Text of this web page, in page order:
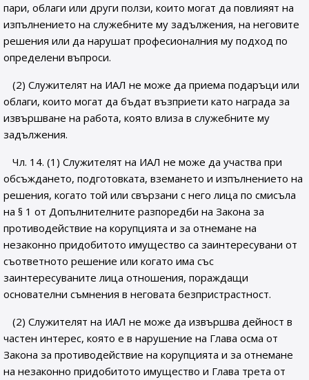
пари, облаги или други ползи, които могат да повлияят на
изпълнението на служебните му задължения, на неговите
решения или да нарушат професионалния му подход по
определени въпроси.
(2) Служителят на ИАЛ не може да приема подаръци или
облаги, които могат да бъдат възприети като награда за
извършване на работа, която влиза в служебните му
задължения.
Чл. 14. (1) Служителят на ИАЛ не може да участва при
обсъждането, подготовката, вземането и изпълнението на
решения, когато той или свързани с него лица по смисъла
на § 1 от Допълнителните разпоредби на Закона за
противодействие на корупцията и за отнемане на
незаконно придобитото имущество са заинтересувани от
съответното решение или когато има със
заинтересуваните лица отношения, пораждащи
основателни съмнения в неговата безпристрастност.
(2) Служителят на ИАЛ не може да извършва дейност в
частен интерес, която е в нарушение на Глава осма от
Закона за противодействие на корупцията и за отнемане
на незаконно придобитото имущество и Глава трета от